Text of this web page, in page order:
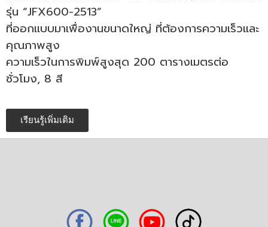
รุ่น “JFX600-2513”
ที่ออกแบบมาเพื่องานขนาดใหญ่ ที่ต้องการความเร็วและ
คุณภาพสูง
ความเร็วในการพิมพ์สูงสุด 200 ตารางเมตรต่อ
ชั่วโมง, 8 สี
เรียนรู้เพิ่มเติม